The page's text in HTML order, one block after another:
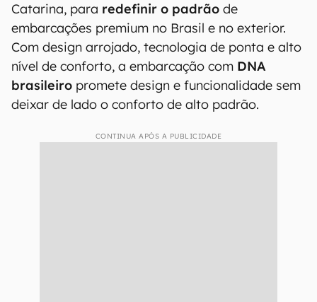
Catarina, para redefinir o padrão de
embarcações premium no Brasil e no exterior.
Com design arrojado, tecnologia de ponta e alto
nível de conforto, a embarcação com DNA
brasileiro promete design e funcionalidade sem
deixar de lado o conforto de alto padrão.
CONTINUA APÓS A PUBLICIDADE